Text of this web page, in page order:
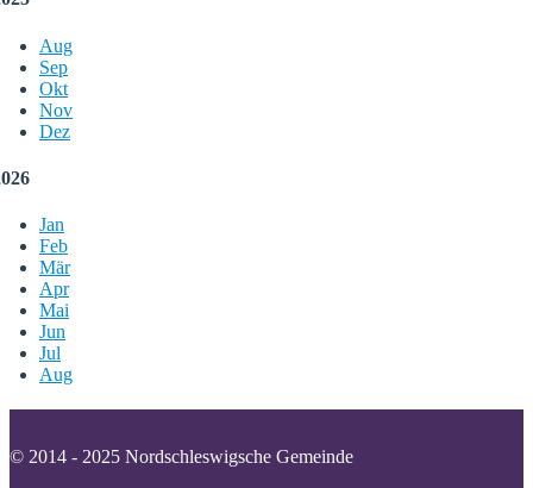
Aug
Sep
Okt
Nov
Dez
Jan
Feb
Mär
Apr
Mai
Jun
Jul
Aug
© 2014 - 2025 Nordschleswigsche Gemeinde